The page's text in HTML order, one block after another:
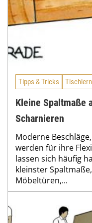
Tipps & Tricks Tischlern
Kleine Spaltmaße
Scharnieren
Moderne
werden für ihre
lassen sich häufig
kleinster
Möbeltüren,...